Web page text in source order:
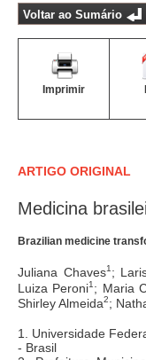
Voltar ao Sumário
Imprimir
ARTIGO ORIGINAL
Medicina
Brazilian medicine
Juliana Chaves1 ;
Luiza Peroni1 ; Maria
Shirley Almeida2;
1. Universidade
- Brasil